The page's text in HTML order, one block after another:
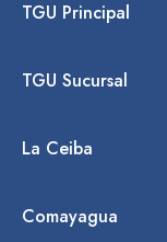
TGU Principal
TGU Sucursal
La Ceiba
Comayagua